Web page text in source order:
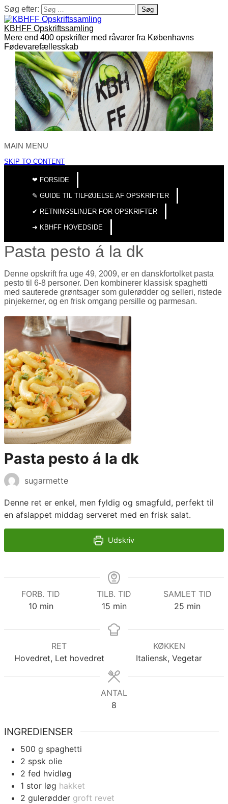
Søg efter:
KBHFF Opskriftssamling
Mere end 400 opskrifter med råvarer fra Københavns
Fødevarefællesskab
MAIN MENU
SKIP TO CONTENT
❤︎ FORSIDE
✎ GUIDE TIL TILFØJELSE AF OPSKRIFTER
✔︎ RETNINGSLINJER FOR OPSKRIFTER
➜ KBHFF HOVEDSIDE
Pasta pesto á la dk
Denne opskrift fra uge 49, 2009, er en danskfortolket pasta
pesto til 6-8 personer. Den kombinerer klassisk spaghetti
med sauterede grøntsager som gulerødder og selleri, ristede
pinjekerner, og en frisk omgang persille og parmesan.
Pasta pesto á la dk
sugarmette
Denne ret er enkel, men fyldig og smagfuld, perfekt til
en afslappet middag serveret med en frisk salat.
Udskriv
FORB. TID
10minutter
min
TILB. TID
15minutter
min
SAMLET TID
25 minutter
min
RET
Hovedret, Let hovedret
KØKKEN
Italiensk, Vegetar
ANTAL
8
INGREDIENSER
500 g spaghetti
2 spsk olie
2 fed hvidløg
1 stor løg hakket
2 gulerødder groft revet